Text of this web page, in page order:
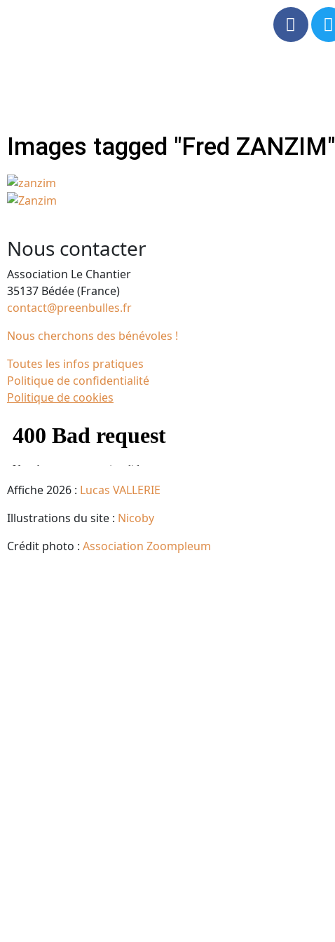
Images tagged "Fred ZANZIM"
Nous contacter
Association Le Chantier
35137 Bédée (France)
contact@preenbulles.fr
Nous cherchons des bénévoles !
Toutes les infos pratiques
Politique de confidentialité
Politique de cookies
Affiche 2026 : Lucas VALLERIE
Illustrations du site : Nicoby
Crédit photo : Association Zoompleum